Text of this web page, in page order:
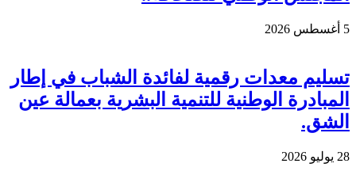
5 أغسطس 2026
تسليم معدات رقمية لفائدة الشباب في إطار
المبادرة الوطنية للتنمية البشرية بعمالة عين
الشق.
28 يوليو 2026